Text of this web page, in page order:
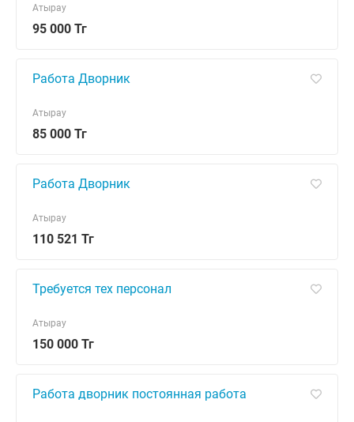
95 000 Тг
Атырау
Работа Дворник
85 000 Тг
Атырау
Работа Дворник
110 521 Тг
Атырау
Требуется тех персонал
150 000 Тг
Атырау
Работа дворник постоянная работа